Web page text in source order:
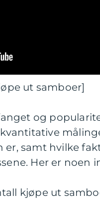
ut samboer]
og
samt hvilke
Her er noen
kjøpe ut